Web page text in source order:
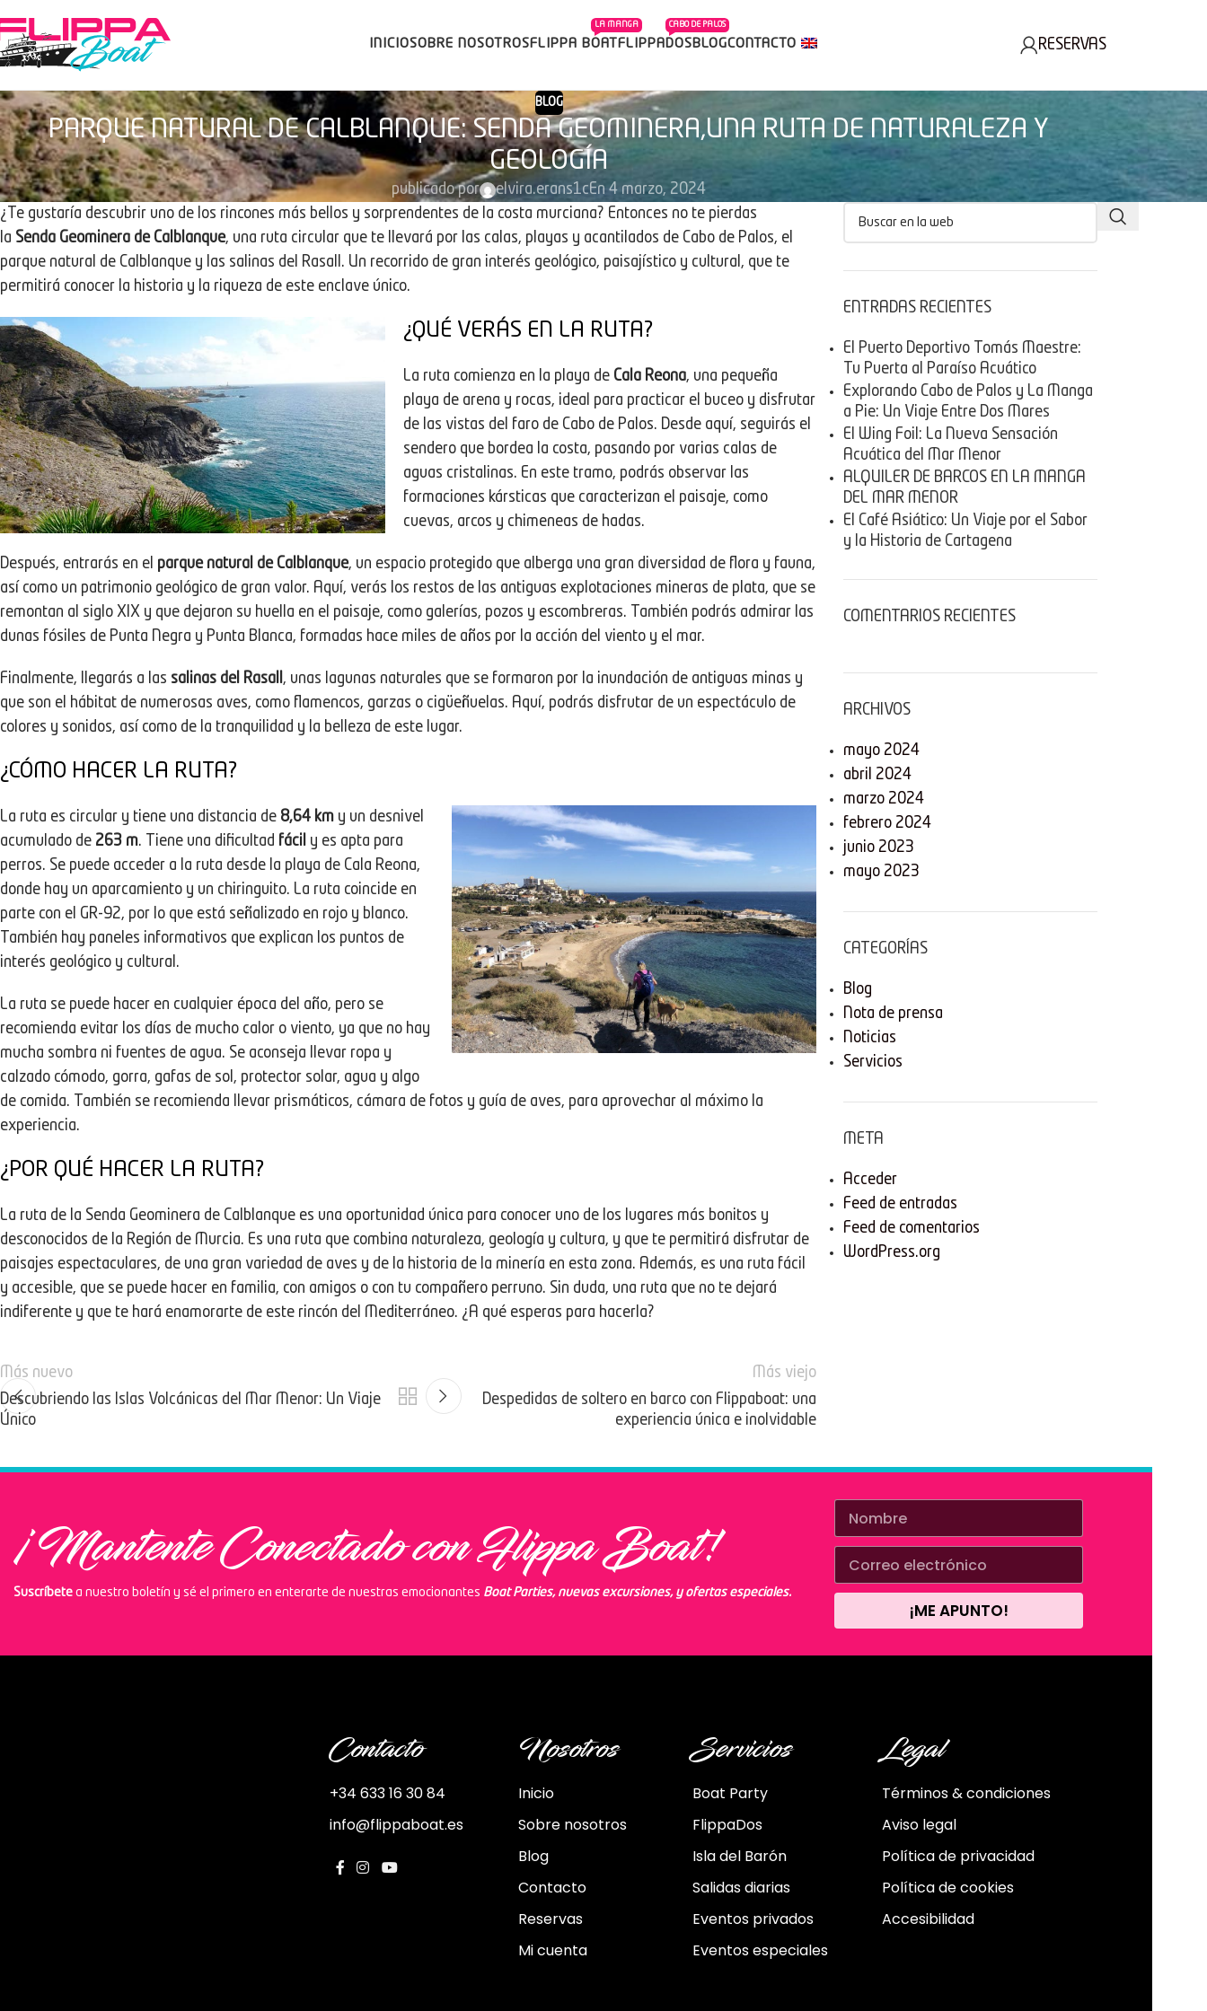
INICIOSOBRE NOSOTROSFLIPPA BOAT
LA MANGA
FLIPPADOS
CABO DE PALOS
BLOGCONTACTO RESERVAS
BLOG
PARQUE NATURAL DE CALBLANQUE: SENDA GEOMINERA,UNA RUTA DE NATURALEZA Y
GEOLOGÍA
publicado por elvira.erans1cEn 4 marzo, 2024
¿Te gustaría descubrir uno de los rincones más bellos y sorprendentes de la costa murciana? Entonces no te pierdas
la Senda Geominera de Calblanque, una ruta circular que te llevará por las calas, playas y acantilados de Cabo de Palos, el
parque natural de Calblanque y las salinas del Rasall. Un recorrido de gran interés geológico, paisajístico y cultural, que te
permitirá conocer la historia y la riqueza de este enclave único.
¿QUÉ VERÁS EN LA RUTA?
La ruta comienza en la playa de Cala Reona, una pequeña
playa de arena y rocas, ideal para practicar el buceo y disfrutar
de las vistas del faro de Cabo de Palos. Desde aquí, seguirás el
sendero que bordea la costa, pasando por varias calas de
aguas cristalinas. En este tramo, podrás observar las
formaciones kársticas que caracterizan el paisaje, como
cuevas, arcos y chimeneas de hadas.
Después, entrarás en el parque natural de Calblanque, un espacio protegido que alberga una gran diversidad de flora y fauna,
así como un patrimonio geológico de gran valor. Aquí, verás los restos de las antiguas explotaciones mineras de plata, que se
remontan al siglo XIX y que dejaron su huella en el paisaje, como galerías, pozos y escombreras. También podrás admirar las
dunas fósiles de Punta Negra y Punta Blanca, formadas hace miles de años por la acción del viento y el mar.
Finalmente, llegarás a las salinas del Rasall, unas lagunas naturales que se formaron por la inundación de antiguas minas y
que son el hábitat de numerosas aves, como flamencos, garzas o cigüeñuelas. Aquí, podrás disfrutar de un espectáculo de
colores y sonidos, así como de la tranquilidad y la belleza de este lugar.
¿CÓMO HACER LA RUTA?
La ruta es circular y tiene una distancia de 8,64 km y un desnivel
acumulado de 263 m. Tiene una dificultad fácil y es apta para
perros. Se puede acceder a la ruta desde la playa de Cala Reona,
donde hay un aparcamiento y un chiringuito. La ruta coincide en
parte con el GR-92, por lo que está señalizado en rojo y blanco.
También hay paneles informativos que explican los puntos de
interés geológico y cultural.
La ruta se puede hacer en cualquier época del año, pero se
recomienda evitar los días de mucho calor o viento, ya que no hay
mucha sombra ni fuentes de agua. Se aconseja llevar ropa y
calzado cómodo, gorra, gafas de sol, protector solar, agua y algo
de comida. También se recomienda llevar prismáticos, cámara de fotos y guía de aves, para aprovechar al máximo la
experiencia.
¿POR QUÉ HACER LA RUTA?
La ruta de la Senda Geominera de Calblanque es una oportunidad única para conocer uno de los lugares más bonitos y
desconocidos de la Región de Murcia. Es una ruta que combina naturaleza, geología y cultura, y que te permitirá disfrutar de
paisajes espectaculares, de una gran variedad de aves y de la historia de la minería en esta zona. Además, es una ruta fácil
y accesible, que se puede hacer en familia, con amigos o con tu compañero perruno. Sin duda, una ruta que no te dejará
indiferente y que te hará enamorarte de este rincón del Mediterráneo. ¿A qué esperas para hacerla?
Más nuevo
Descubriendo las Islas Volcánicas del Mar Menor: Un Viaje
Único
Más viejo
Despedidas de soltero en barco con Flippaboat: una
experiencia única e inolvidable
ENTRADAS RECIENTES
El Puerto Deportivo Tomás Maestre:
Tu Puerta al Paraíso Acuático
Explorando Cabo de Palos y La Manga
a Pie: Un Viaje Entre Dos Mares
El Wing Foil: La Nueva Sensación
Acuática del Mar Menor
ALQUILER DE BARCOS EN LA MANGA
DEL MAR MENOR
El Café Asiático: Un Viaje por el Sabor
y la Historia de Cartagena
COMENTARIOS RECIENTES
ARCHIVOS
mayo 2024
abril 2024
marzo 2024
febrero 2024
junio 2023
mayo 2023
CATEGORÍAS
Blog
Nota de prensa
Noticias
Servicios
META
Acceder
Feed de entradas
Feed de comentarios
WordPress.org
¡Mantente Conectado con Flippa Boat!
Suscríbete a nuestro boletín y sé el primero en enterarte de nuestras emocionantes Boat Parties, nuevas excursiones, y ofertas especiales.
¡ME APUNTO!
Contacto
+34 633 16 30 84
info@flippaboat.es
Nosotros
Inicio
Sobre nosotros
Blog
Contacto
Reservas
Mi cuenta
Servicios
Boat Party
FlippaDos
Isla del Barón
Salidas diarias
Eventos privados
Eventos especiales
Legal
Términos & condiciones
Aviso legal
Política de privacidad
Política de cookies
Accesibilidad